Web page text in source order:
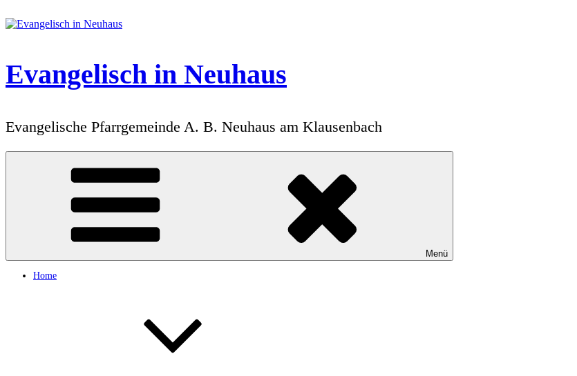
Inhalt
Evangelisch in Neuhaus
Evangelische Pfarrgemeinde A. B. Neuhaus am Klausenbach
Menü
Home